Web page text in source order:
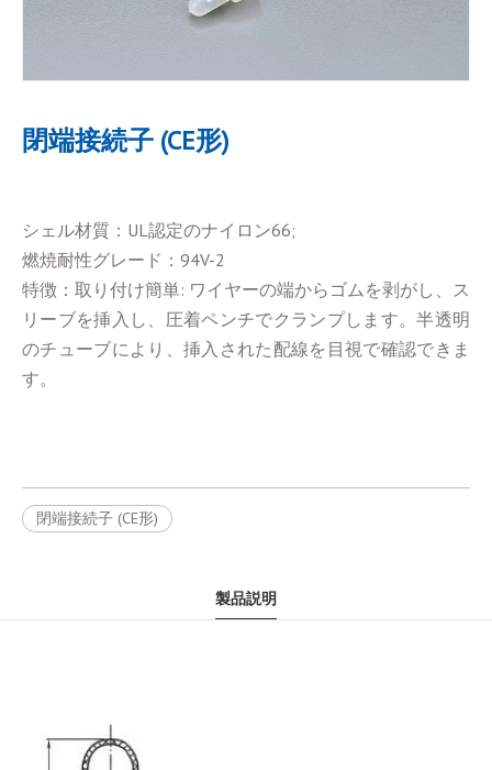
閉端接続子 (CE形)
シェル材質：UL認定のナイロン66;
燃焼耐性グレード：94V-2
特徴：取り付け簡単: ワイヤーの端からゴムを剥がし、ス
リーブを挿入し、圧着ペンチでクランプします。半透明
のチューブにより、挿入された配線を目視で確認できま
す。
閉端接続子 (CE形)
製品説明